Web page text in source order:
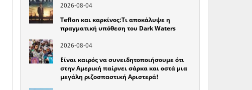
2026-08-04
Teflon και καρκίνος:Τι αποκάλυψε η
πραγματική υπόθεση του Dark Waters
2026-08-04
Είναι καιρός να συνειδητοποιήσουμε ότι
στην Αμερική παίρνει σάρκα και οστά μια
μεγάλη ριζοσπαστική Αριστερά!